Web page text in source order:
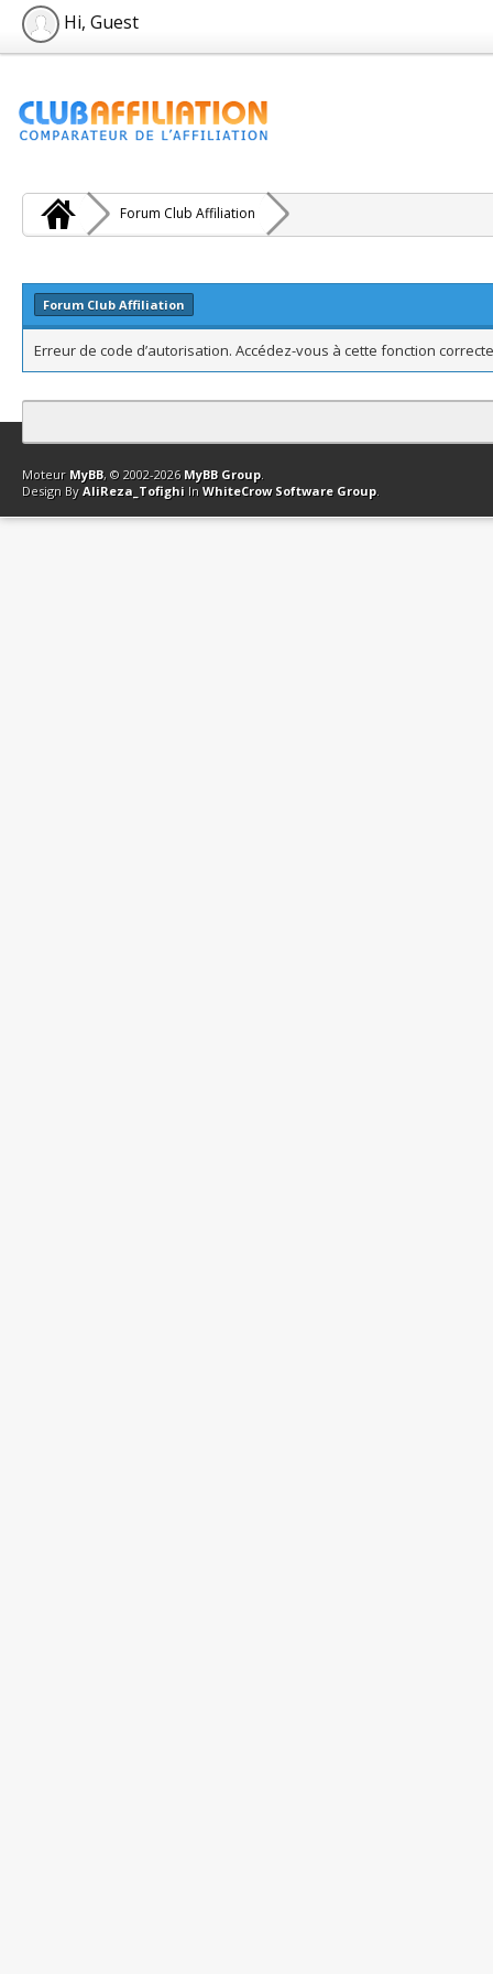
Hi, Guest
Forum Club Affiliation
Forum Club Affiliation
Erreur de code d’autorisation. Accédez-vous à cette fonction
Contact Club Affiliation Retourner en haut Version bas-débit
Moteur MyBB, © 2002-2026 MyBB Group.
Design By AliReza_Tofighi In WhiteCrow Software Group.